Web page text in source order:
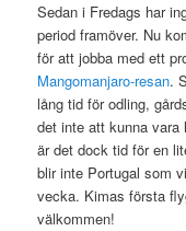
Sedan i Fredags har
period framöver. Nu
för att jobba med ett
Mangomanjaro-resan.
lång tid för odling,
det inte att kunna
är det dock tid för en
blir inte Portugal som
vecka. Kimas första
välkommen!